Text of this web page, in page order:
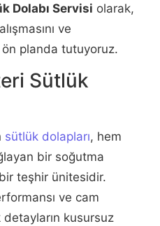
Dolabı Servisi olarak,
ve
planda tutuyoruz.
Sütlük
sütlük dolapları, hem
bir soğutma
teşhir ünitesidir.
ve cam
kusursuz